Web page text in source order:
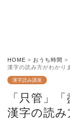
HOME > おうち時間 >
漢字の読み方がわかり
漢字読み講座
「只管」
漢字の読